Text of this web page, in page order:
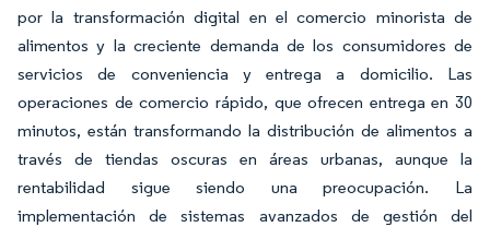
por la transformación digital en el comercio minorista de
alimentos y la creciente demanda de los consumidores de
servicios de conveniencia y entrega a domicilio. Las
operaciones de comercio rápido, que ofrecen entrega en 30
minutos, están transformando la distribución de alimentos a
través de tiendas oscuras en áreas urbanas, aunque la
rentabilidad sigue siendo una preocupación. La
implementación de sistemas avanzados de gestión del